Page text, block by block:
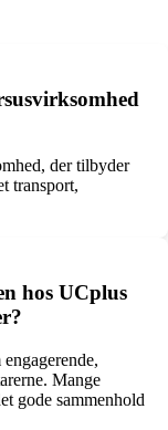
der tilbyder
transport,
hos UCplus
Mange
gode sammenhold